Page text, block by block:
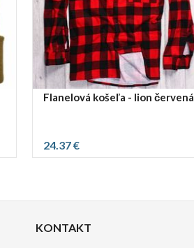
Flanelová košeľa - lion červená
24.37 €
KONTAKT